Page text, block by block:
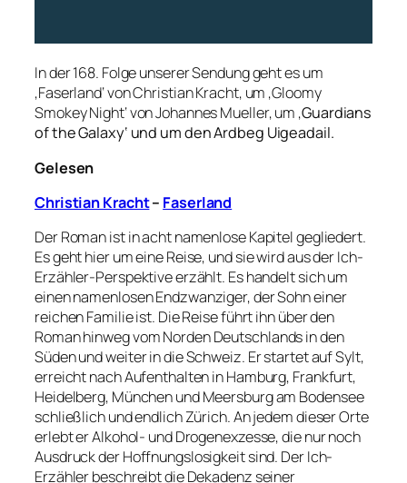
In der 168. Folge unserer Sendung geht es um
‚Faserland‘ von Christian Kracht, um ‚Gloomy
Smokey Night‘ von Johannes Mueller, um ‚Guardians
of the Galaxy‘ und um den Ardbeg Uigeadail.
Gelesen
Christian Kracht– Faserland
Der Roman ist in acht namenlose Kapitel gegliedert.
Es geht hier um eine Reise, und sie wird aus der Ich-
Erzähler-Perspektive erzählt. Es handelt sich um
einen namenlosen Endzwanziger, der Sohn einer
reichen Familie ist. Die Reise führt ihn über den
Roman hinweg vom Norden Deutschlands in den
Süden und weiter in die Schweiz. Er startet auf Sylt,
erreicht nach Aufenthalten in Hamburg, Frankfurt,
Heidelberg, München und Meersburg am Bodensee
schließlich und endlich Zürich. An jedem dieser Orte
erlebt er Alkohol- und Drogenexzesse, die nur noch
Ausdruck der Hoffnungslosigkeit sind. Der Ich-
Erzähler beschreibt die Dekadenz seiner